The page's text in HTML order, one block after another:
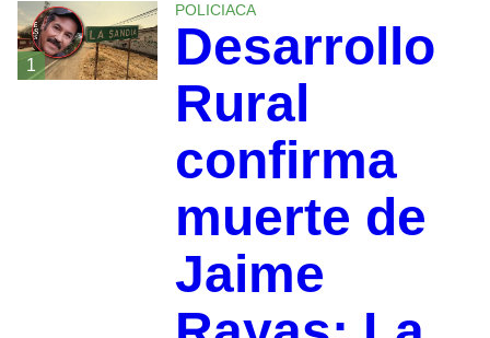
1
POLICIACA
Desarrollo
Rural
confirma
muerte de
Jaime